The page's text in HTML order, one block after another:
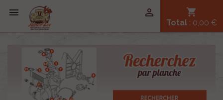
 shopping_cart
Total : 0,00 €
